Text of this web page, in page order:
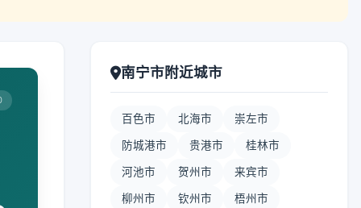
南宁市附近城市
百色市 北海市 崇左市
防城港市 贵港市 桂林市
河池市 贺州市 来宾市
柳州市 钦州市 梧州市